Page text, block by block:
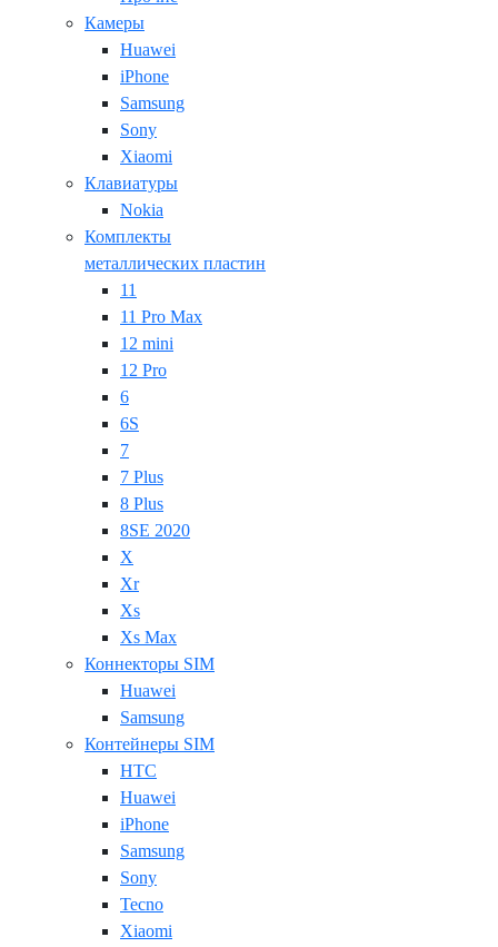
Камеры
Huawei
iPhone
Samsung
Sony
Xiaomi
Клавиатуры
Nokia
Комплекты
металлических пластин
11
11 Pro Max
12 mini
12 Pro
6
6S
7
7 Plus
8 Plus
8SE 2020
X
Xr
Xs
Xs Max
Коннекторы SIM
Huawei
Samsung
Контейнеры SIM
HTC
Huawei
iPhone
Samsung
Sony
Tecno
Xiaomi